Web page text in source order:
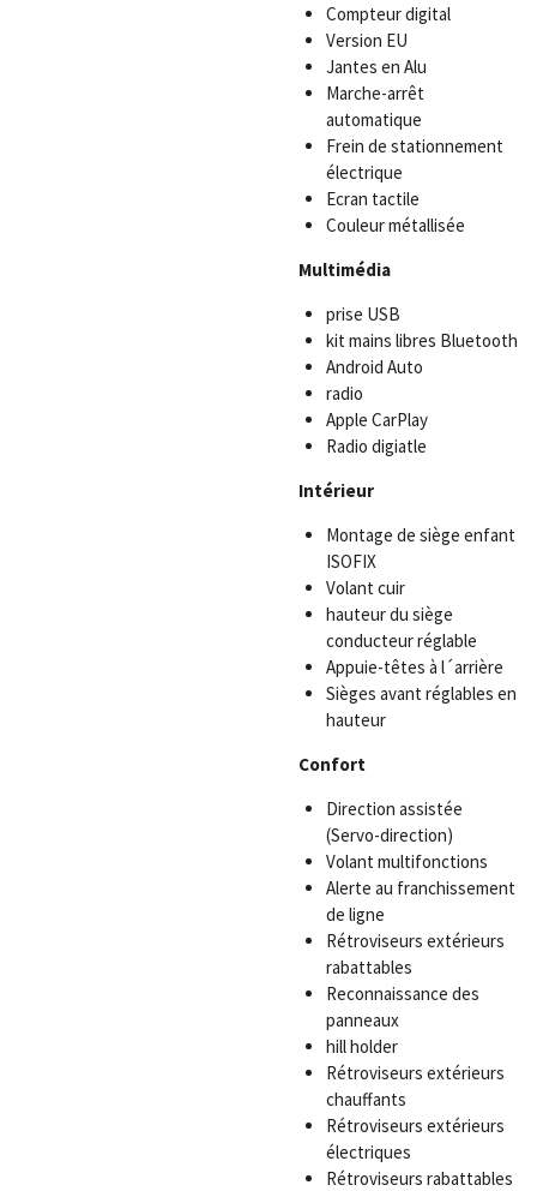
Compteur digital
Version EU
Jantes en Alu
Marche-arrêt
automatique
Frein de stationnement
électrique
Ecran tactile
Couleur métallisée
Multimédia
prise USB
kit mains libres Bluetooth
Android Auto
radio
Apple CarPlay
Radio digiatle
Intérieur
Montage de siège enfant
ISOFIX
Volant cuir
hauteur du siège
conducteur réglable
Appuie-têtes à l´arrière
Sièges avant réglables en
hauteur
Confort
Direction assistée
(Servo-direction)
Volant multifonctions
Alerte au franchissement
de ligne
Rétroviseurs extérieurs
rabattables
Reconnaissance des
panneaux
hill holder
Rétroviseurs extérieurs
chauffants
Rétroviseurs extérieurs
électriques
Rétroviseurs rabattables